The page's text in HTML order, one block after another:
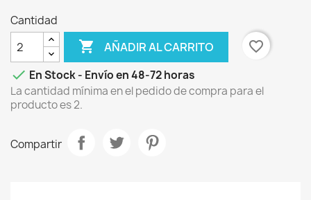
Cantidad
 AÑADIR AL CARRITO
favorite_border
 En Stock - Envío en 48-72 horas
La cantidad mínima en el pedido de compra para el
producto es 2.
Compartir